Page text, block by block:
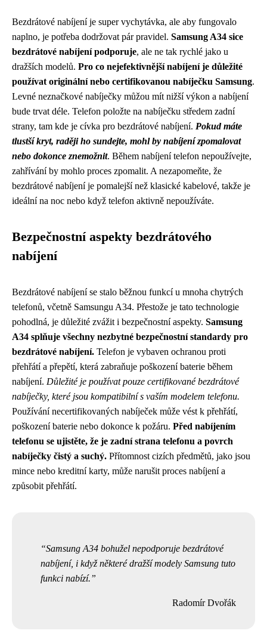
Bezdrátové nabíjení je super vychytávka, ale aby fungovalo
naplno, je potřeba dodržovat pár pravidel. Samsung A34 sice
bezdrátové nabíjení podporuje, ale ne tak rychlé jako u
dražších modelů. Pro co nejefektivnější nabíjení je důležité
používat originální nebo certifikovanou nabíječku Samsung.
Levné neznačkové nabíječky můžou mít nižší výkon a nabíjení
bude trvat déle. Telefon položte na nabíječku středem zadní
strany, tam kde je cívka pro bezdrátové nabíjení. Pokud máte
tlustší kryt, raději ho sundejte, mohl by nabíjení zpomalovat
nebo dokonce znemožnit. Během nabíjení telefon nepoužívejte,
zahřívání by mohlo proces zpomalit. A nezapomeňte, že
bezdrátové nabíjení je pomalejší než klasické kabelové, takže je
ideální na noc nebo když telefon aktivně nepoužíváte.
Bezpečnostní aspekty bezdrátového
nabíjení
Bezdrátové nabíjení se stalo běžnou funkcí u mnoha chytrých
telefonů, včetně Samsungu A34. Přestože je tato technologie
pohodlná, je důležité zvážit i bezpečnostní aspekty. Samsung
A34 splňuje všechny nezbytné bezpečnostní standardy pro
bezdrátové nabíjení. Telefon je vybaven ochranou proti
přehřátí a přepětí, která zabraňuje poškození baterie během
nabíjení. Důležité je používat pouze certifikované bezdrátové
nabíječky, které jsou kompatibilní s vaším modelem telefonu.
Používání necertifikovaných nabíječek může vést k přehřátí,
poškození baterie nebo dokonce k požáru. Před nabíjením
telefonu se ujistěte, že je zadní strana telefonu a povrch
nabíječky čistý a suchý. Přítomnost cizích předmětů, jako jsou
mince nebo kreditní karty, může narušit proces nabíjení a
způsobit přehřátí.
Samsung A34 bohužel nepodporuje bezdrátové
nabíjení, i když některé dražší modely Samsung tuto
funkci nabízí.
Radomír Dvořák